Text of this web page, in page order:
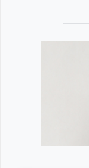
————